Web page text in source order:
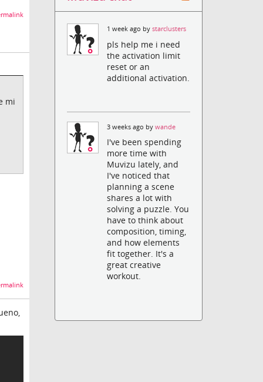
mi
1 week ago bystarclusters
pls help me i need
the activation limit
reset or an
additional activation.
3 weeks ago bywande
I've been spending
more time with
Muvizu lately, and
I've noticed that
planning a scene
shares a lot with
solving a puzzle. You
have to think about
composition, timing,
and how elements
fit together. It's a
great creative
workout.